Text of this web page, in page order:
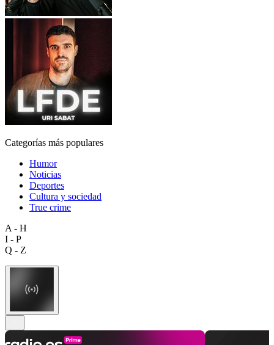
Categorías más populares
Humor
Noticias
Deportes
Cultura y sociedad
True crime
A - H
I - P
Q - Z